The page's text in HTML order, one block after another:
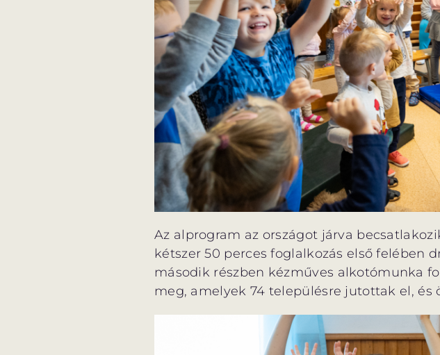
Az alprogram az országot járva
kétszer 50 perces foglalkozás első felében
második részben kézműves alkotómunka
meg, amelyek 74 településre jutottak el, és